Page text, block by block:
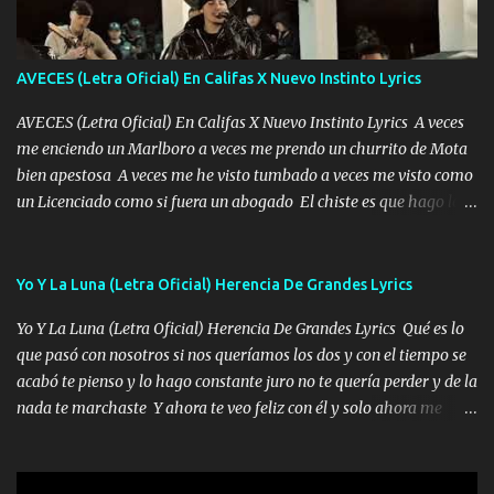
ha rajado pal Chinchillas un saludo y para un amigo que está en
Peñasco Me fajó una Glock al cinto y de Louis Vuitton son mis
zapatos mi es...
AVECES (Letra Oficial) En Califas X Nuevo Instinto Lyrics
AVECES (Letra Oficial) En Califas X Nuevo Instinto Lyrics A veces
me enciendo un Marlboro a veces me prendo un churrito de Mota
bien apestosa A veces me he visto tumbado a veces me visto como
un Licenciado como si fuera un abogado El chiste es que hago lo
importa no saben nada falsas las risas las que me miran hay gente
A veces me pongo un sombrero a veces me ven la cachucha de lado
con la mirada siempre en alto A veces me fajó una super o a veces
me fajó una Glock siempre armado todas las generaciones yo
traigo El chiste es que hago lo que quiero pues así soy me mandó
Yo Y La Luna (Letra Oficial) Herencia De Grandes Lyrics
Yo Y La Luna (Letra Oficial) Herencia De Grandes Lyrics Qué es lo
que pasó con nosotros si nos queríamos los dos y con el tiempo se
acabó te pienso y lo hago constante juro no te quería perder y de la
nada te marchaste Y ahora te veo feliz con él y solo ahora me